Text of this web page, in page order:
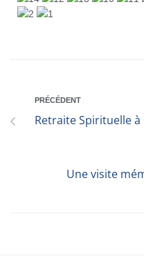
PRÉCÉDENT
Retraite Spirituelle
Une visite